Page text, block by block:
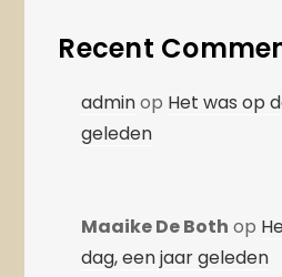
Recent
adminop Het was op
geleden
Maaike De Both op
dag, een jaar geleden